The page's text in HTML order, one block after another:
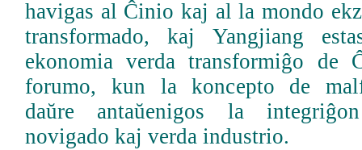
havigas al Ĉinio kaj al la mondo
transformado, kaj Yangjiang
ekonomia verda transformiĝo de
forumo, kun la koncepto de
daŭre antaŭenigos la
novigado kaj verda industrio.